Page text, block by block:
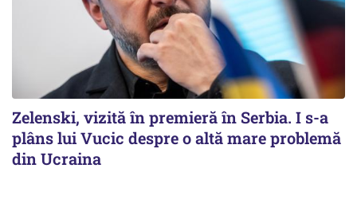
Zelenski, vizită în premieră în Serbia. I s-a
plâns lui Vucic despre o altă mare problemă
din Ucraina